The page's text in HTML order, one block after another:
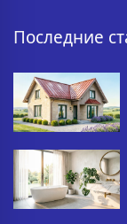
Последние